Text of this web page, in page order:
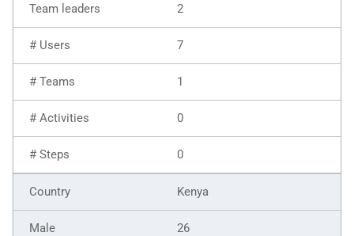
2
7
1
0
0
Kenya
26